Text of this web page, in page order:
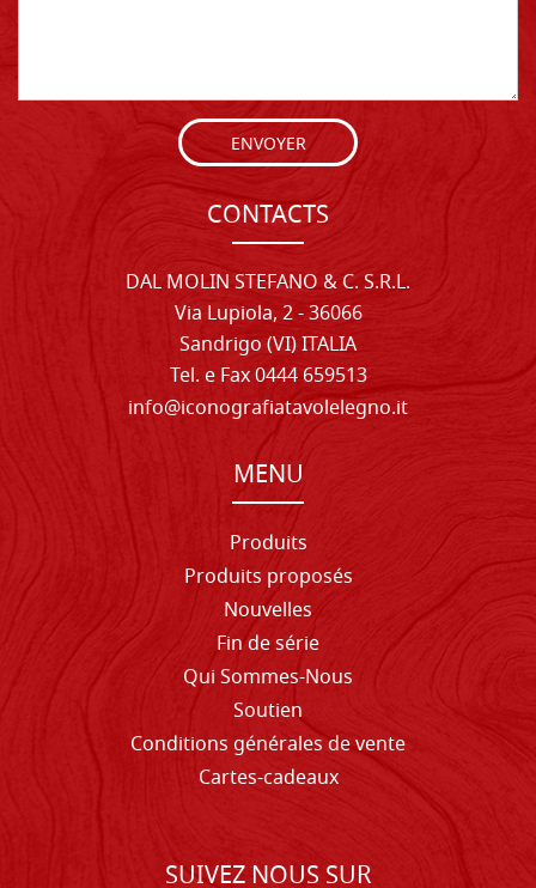
ENVOYER
CONTACTS
DAL MOLIN STEFANO & C. S.R.L.
Via Lupiola, 2 - 36066
Sandrigo (VI) ITALIA
Tel. e Fax 0444 659513
info@iconografiatavolelegno.it
MENU
Produits
Produits proposés
Nouvelles
Fin de série
Qui Sommes-Nous
Soutien
Conditions générales de vente
Cartes-cadeaux
SUIVEZ NOUS SUR